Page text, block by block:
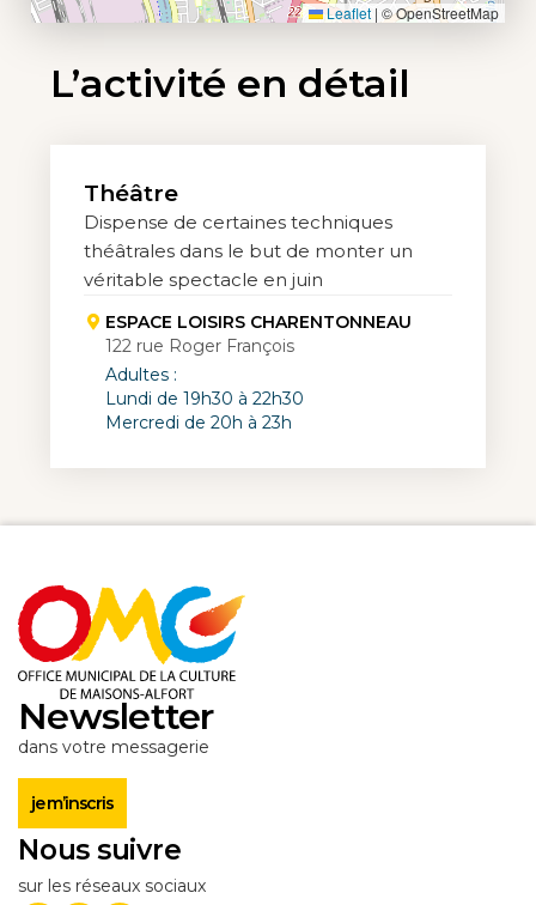
Leaflet | © OpenStreetMap
L’activité en détail
Théâtre
Dispense de certaines techniques
théâtrales dans le but de monter un
véritable spectacle en juin
ESPACE LOISIRS CHARENTONNEAU
122 rue Roger François
Adultes :
Lundi de 19h30 à 22h30
Mercredi de 20h à 23h
Newsletter
dans votre messagerie
je m’inscris
Nous suivre
sur les réseaux sociaux